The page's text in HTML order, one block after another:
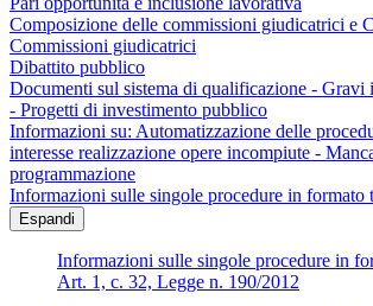
Composizione delle commissioni giudicatrici e
Commissioni giudicatrici
Dibattito pubblico
Documenti sul sistema di qualificazione - Gravi
- Progetti di investimento pubblico
Informazioni su: Automatizzazione delle
interesse realizzazione opere incompiute -
programmazione
Informazioni sulle singole procedure in formato
Espandi
Informazioni sulle singole procedure in
Art. 1, c. 32, Legge n. 190/2012